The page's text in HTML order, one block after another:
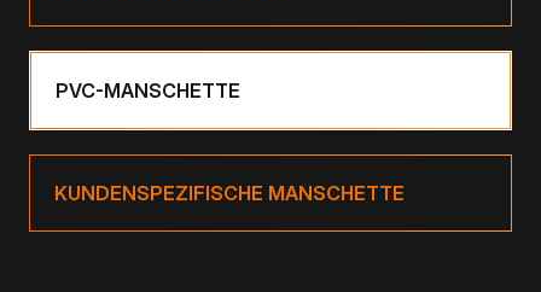
PVC-MANSCHETTE
KUNDENSPEZIFISCHE MANSCHETTE